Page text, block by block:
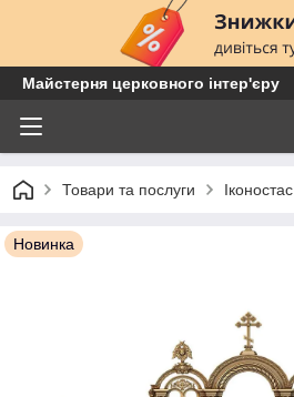
Майстерня церковного інтер'єру
Товари та послуги Іконостас
Новинка